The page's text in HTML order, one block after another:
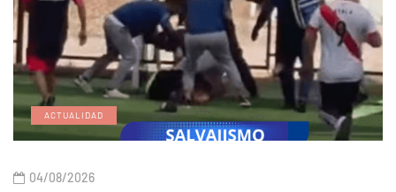
ACTUALIDAD
04/08/2026